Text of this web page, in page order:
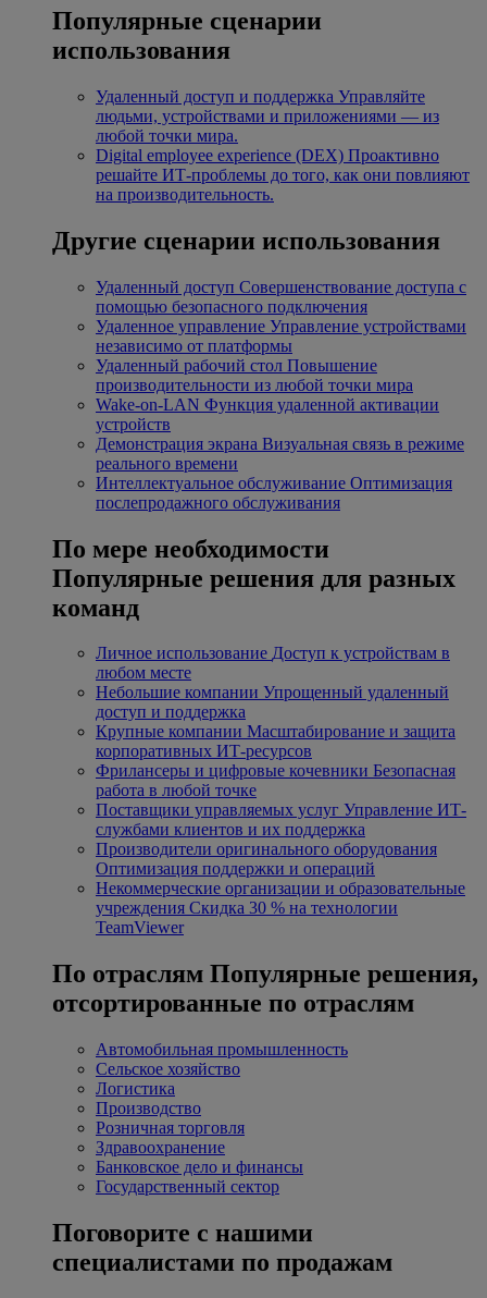
Популярные сценарии
использования
Удаленный доступ и поддержка Управляйте
людьми, устройствами и приложениями — из
любой точки мира.
Digital employee experience (DEX) Проактивно
решайте ИТ-проблемы до того, как они повлияют
на производительность.
Другие сценарии использования
Удаленный доступ Совершенствование доступа с
помощью безопасного подключения
Удаленное управление Управление устройствами
независимо от платформы
Удаленный рабочий стол Повышение
производительности из любой точки мира
Wake-on-LAN Функция удаленной активации
устройств
Демонстрация экрана Визуальная связь в режиме
реального времени
Интеллектуальное обслуживание Оптимизация
послепродажного обслуживания
По мере необходимости
Популярные решения для разных
команд
Личное использование Доступ к устройствам в
любом месте
Небольшие компании Упрощенный удаленный
доступ и поддержка
Крупные компании Масштабирование и защита
корпоративных ИТ-ресурсов
Фрилансеры и цифровые кочевники Безопасная
работа в любой точке
Поставщики управляемых услуг Управление ИТ-
службами клиентов и их поддержка
Производители оригинального оборудования
Оптимизация поддержки и операций
Некоммерческие организации и образовательные
учреждения Скидка 30 % на технологии
TeamViewer
По отраслям Популярные решения,
отсортированные по отраслям
Автомобильная промышленность
Сельское хозяйство
Логистика
Производство
Розничная торговля
Здравоохранение
Банковское дело и финансы
Государственный сектор
Поговорите с нашими
специалистами по продажам